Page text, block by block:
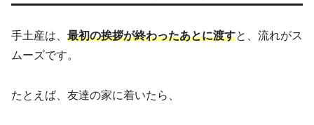
手土産は、 最初の挨拶が終わったあとに渡すと、流れがス
ムーズです。
たとえば、友達の家に着いたら、